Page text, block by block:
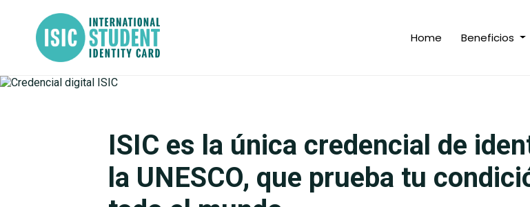
Home Beneficios
ISIC es la única credencial de
la UNESCO, que prueba tu